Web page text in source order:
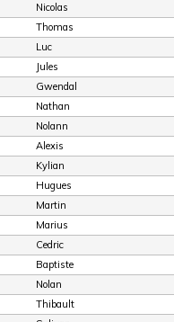
Nicolas
Thomas
Luc
Jules
Gwendal
Nathan
Nolann
Alexis
Kylian
Hugues
Martin
Marius
Cedric
Baptiste
Nolan
Thibault